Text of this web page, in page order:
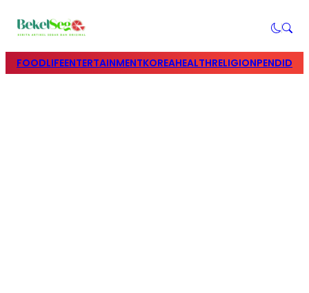
FOODLIFEENTERTAINMENTKOREAHEALTHRELIGION